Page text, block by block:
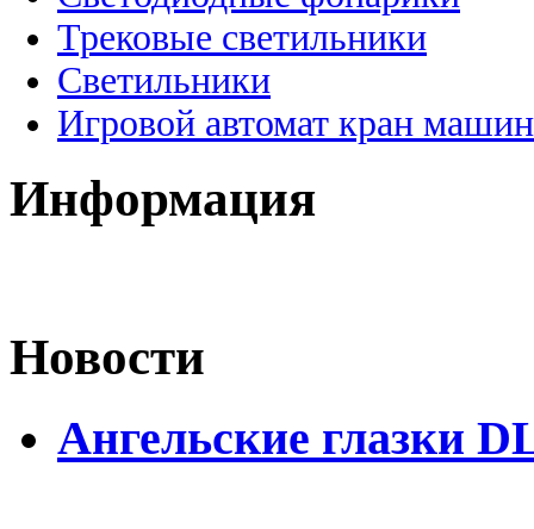
Трековые светильники
Светильники
Игровой автомат кран
Информация
Новости
Ангельские глазки